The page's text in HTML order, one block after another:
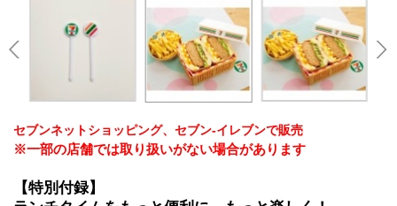
セブンネットショッピング、セブン‐イレブンで販売
※一部の店舗では取り扱いがない場合があります
【特別付録】